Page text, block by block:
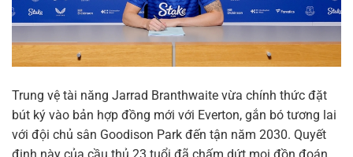
Trung vệ tài năng Jarrad Branthwaite vừa chính thức đặt
bút ký vào bản hợp đồng mới với Everton, gắn bó tương lai
với đội chủ sân Goodison Park đến tận năm 2030. Quyết